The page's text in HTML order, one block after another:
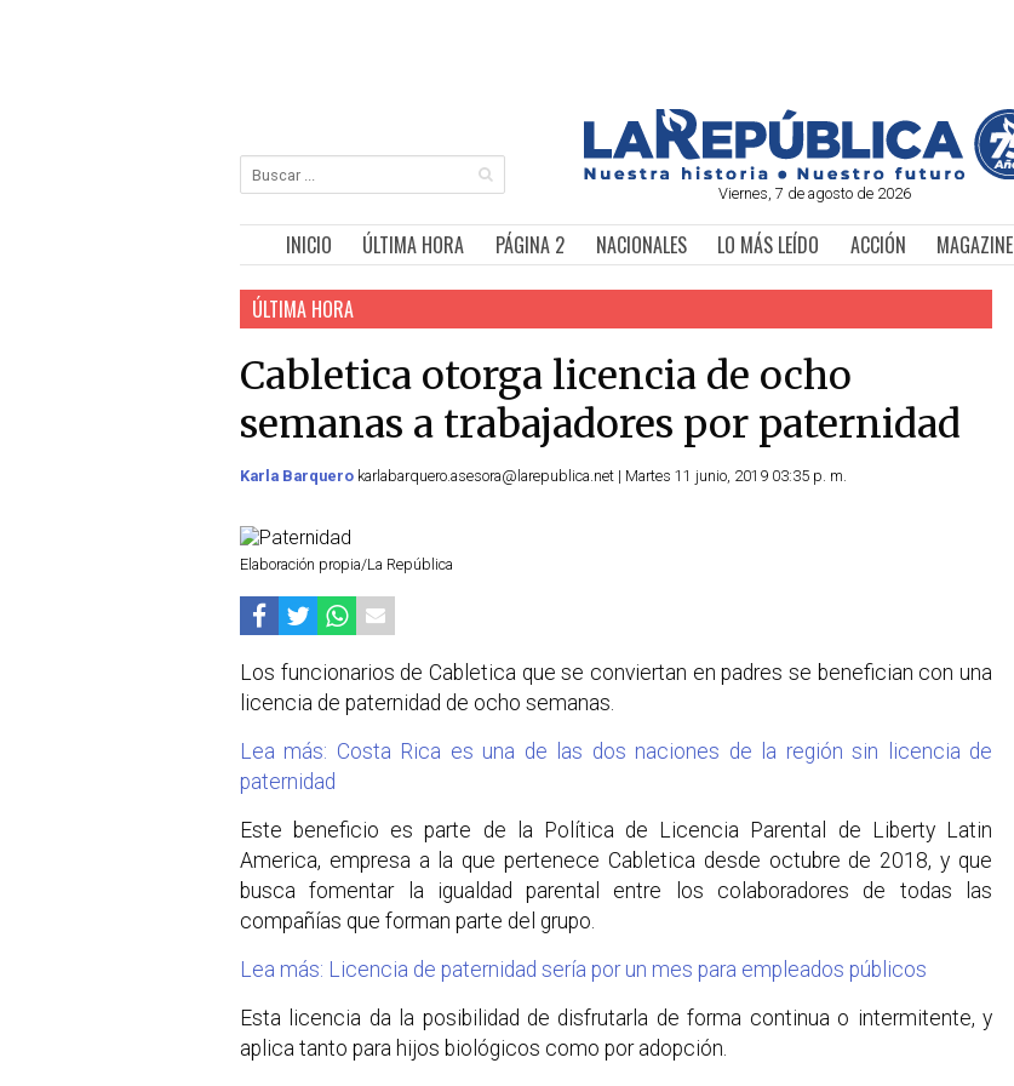
Viernes, 7 de agosto de 2026
INICIO ÚLTIMA HORA PÁGINA 2 NACIONALES LO MÁS LEÍDO ACCIÓN MAGAZINE
ÚLTIMA HORA
Cabletica otorga licencia de ocho
semanas a trabajadores por paternidad
Karla Barquero karlabarquero.asesora@larepublica.net | Martes 11 junio, 2019 03:35 p. m.
Elaboración propia/La República
Los funcionarios de Cabletica que se conviertan en padres se benefician con una
licencia de paternidad de ocho semanas.
Lea más: Costa Rica es una de las dos naciones de la región sin licencia de
paternidad
Este beneficio es parte de la Política de Licencia Parental de Liberty Latin
America, empresa a la que pertenece Cabletica desde octubre de 2018, y que
busca fomentar la igualdad parental entre los colaboradores de todas las
compañías que forman parte del grupo.
Lea más: Licencia de paternidad sería por un mes para empleados públicos
Esta licencia da la posibilidad de disfrutarla de forma continua o intermitente, y
aplica tanto para hijos biológicos como por adopción.